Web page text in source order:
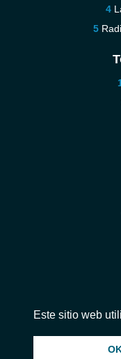
© 2026 InstantAudio.
Este sitio web